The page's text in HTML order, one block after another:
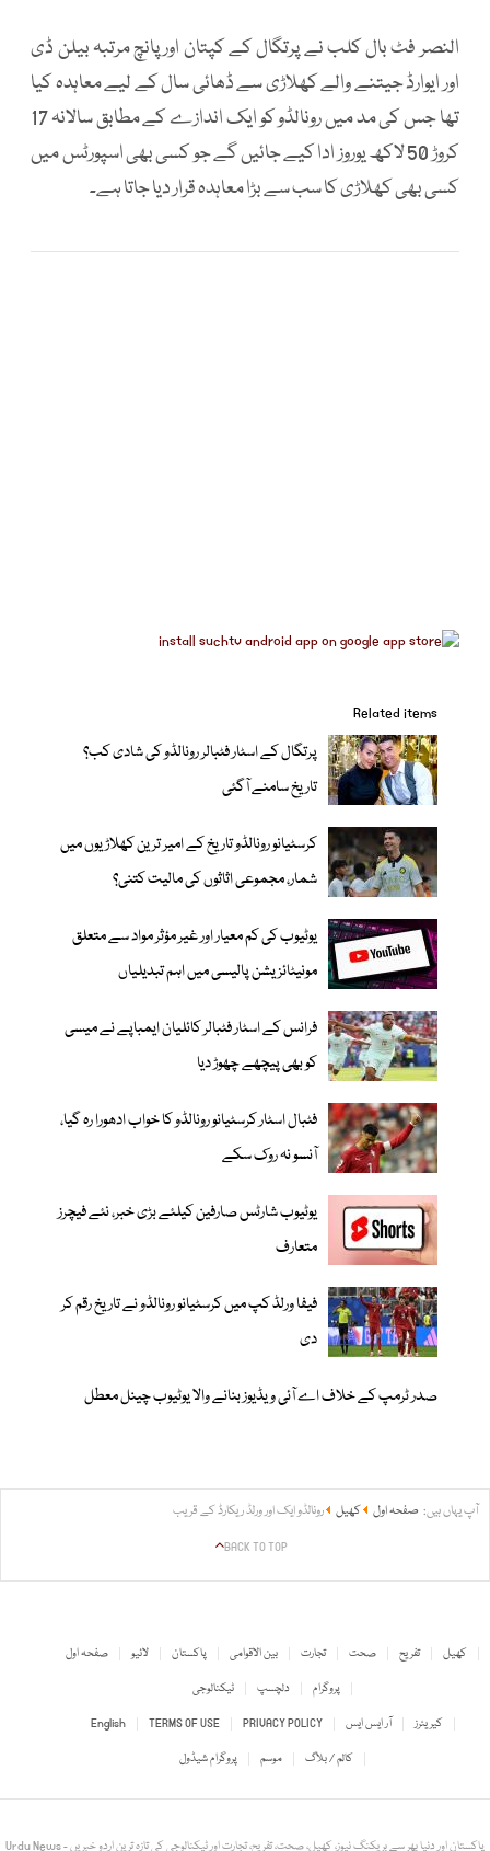
النصر فٹ بال کلب نے پرتگال کے کپتان اور پانچ مرتبہ بیلن ڈی
اور ایوارڈ جیتنے والے کھلاڑی سے ڈھائی سال کے لیے معاہدہ کیا
تھا جس کی مد میں رونالڈو کو ایک اندازے کے مطابق سالانہ 17
کروڑ 50 لاکھ یوروز ادا کیے جائیں گے جو کسی بھی اسپورٹس میں
کسی بھی کھلاڑی کا سب سے بڑا معاہدہ قرار دیا جاتا ہے۔
Related items
پرتگال کے اسٹار فٹبالر رونالڈو کی شادی کب؟
تاریخ سامنے آگئی
کرسٹیانو رونالڈو تاریخ کے امیر ترین کھلاڑیوں میں
شمار، مجموعی اثاثوں کی مالیت کتنی؟
یوٹیوب کی کم معیار اور غیر مؤثر مواد سے متعلق
مونیٹائزیشن پالیسی میں اہم تبدیلیاں
فرانس کے اسٹار فٹبالر کائلیان ایمباپے نے میسی
کو بھی پیچھے چھوڑ دیا
فٹبال اسٹار کرسٹیانو رونالڈو کا خواب ادھورا رہ گیا،
آنسو نہ روک سکے
یوٹیوب شارٹس صارفین کیلئے بڑی خبر، نئے فیچرز
متعارف
فیفا ورلڈ کپ میں کرسٹیانو رونالڈو نے تاریخ رقم کر
دی
صدر ٹرمپ کے خلاف اے آئی ویڈیوز بنانے والا یوٹیوب چینل معطل
آپ یہاں ہیں: صفحہ اول کھیل رونالڈو ایک اور ورلڈ ریکارڈ کے قریب
BACK TO TOP
صفحہ اول لائیو پاکستان بین الاقوامی تجارت صحت تفریح
کھیل
ٹیکنالوجی
دلچسپ
پروگرام
English
TERMS OF USE PRIVACY POLICY آر ایس ایس
کیریئرز
پروگرام شیڈول
موسم کالم / بلاگ
Urdu News - پاکستان اور دنیا بھر سے بریکنگ نیوز، کھیل، صحت، تفریح، تجارت اور ٹیکنالوجی کی تازہ ترین اردو خبریں